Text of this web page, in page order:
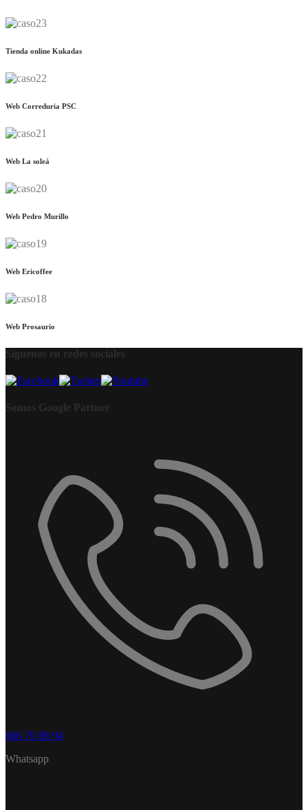
Tienda online Kukadas
Web Correduria PSC
Web La soleá
Web Pedro Murillo
Web Ericoffee
Web Prosaurio
Síguenos en redes sociales
Somos Google Partner
666 70 88 94
Whatsapp